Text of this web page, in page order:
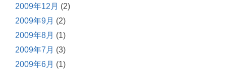
2009年12月 (2)
2009年9月 (2)
2009年8月 (1)
2009年7月 (3)
2009年6月 (1)